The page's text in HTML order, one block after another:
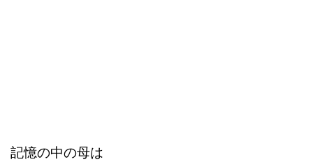
記憶の中の母は